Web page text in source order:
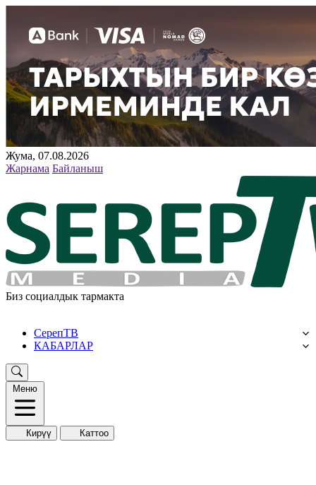
Жума, 07.08.2026
Жарнама Байланыш
Биз социалдык тармакта
СерепТВ
КАБАРЛАР
Меню
Кирүү Каттоо